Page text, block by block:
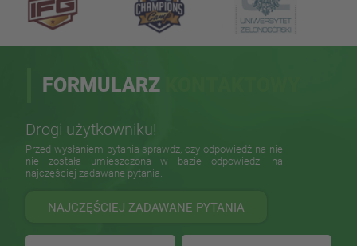
FORMULARZ
Drogi użytkowniku!
Przed wysłaniem pytania sprawdź, czy odpowiedź na nie
nie została umieszczona w bazie odpowiedzi na
najczęściej zadawane pytania.
NAJCZĘŚCIEJ ZADAWANE PYTANIA